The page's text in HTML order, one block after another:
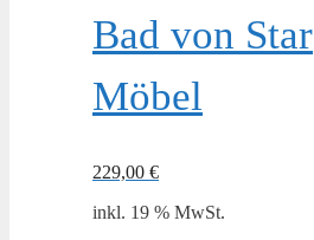
Bad von Star
Möbel
229,00 €
inkl. 19 % MwSt.